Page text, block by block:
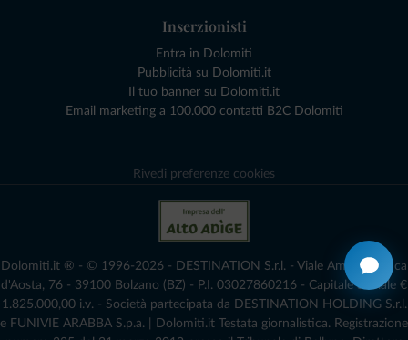
Inserzionisti
Entra in Dolomiti
Pubblicità su Dolomiti.it
Il tuo banner su Dolomiti.it
Email marketing a 100.000 contatti B2C Dolomiti
Rivedi preferenze cookies
Dolomiti.it ® - © 1996-2026 - DESTINATION S.r.l. - Viale Amedeo Duca
d'Aosta, 76 - 39100 Bolzano (BZ) - P.I. 03027860216 - Capitale Sociale €
1.825.000,00 i.v. - Società partecipata da DESTINATION HOLDING S.r.l.
e FUNIVIE ARABBA S.p.a. | Dolomiti.it Testata giornalistica. Registrazione